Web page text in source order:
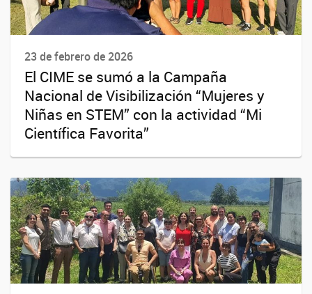
23 de febrero de 2026
El CIME se sumó a la Campaña
Nacional de Visibilización “Mujeres y
Niñas en STEM” con la actividad “Mi
Científica Favorita”